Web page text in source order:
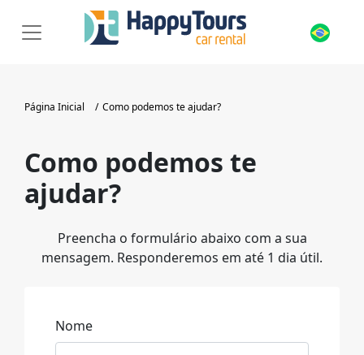
Página Inicial Como podemos te ajudar?
Como podemos te
ajudar?
Preencha o formulário abaixo com a sua
mensagem. Responderemos em até 1 dia útil.
Nome